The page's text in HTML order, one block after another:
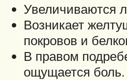
Увеличиваются
Возникает
покровов и
В правом
ощущается боль.